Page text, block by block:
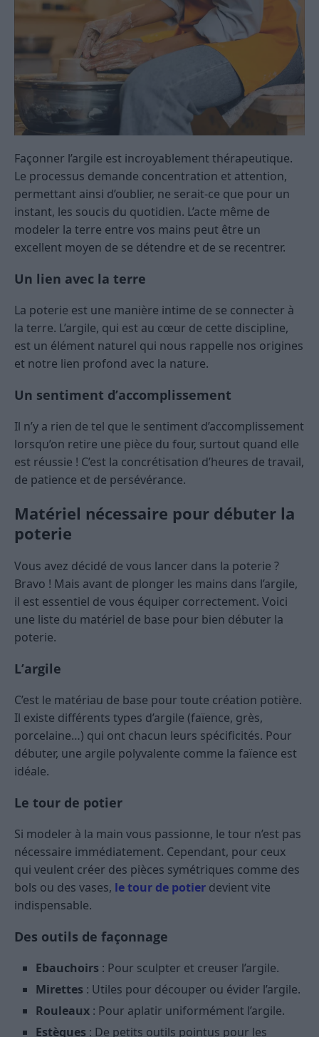
Façonner l’argile est incroyablement thérapeutique.
Le processus demande concentration et attention,
permettant ainsi d’oublier, ne serait-ce que pour un
instant, les soucis du quotidien. L’acte même de
modeler la terre entre vos mains peut être un
excellent moyen de se détendre et de se recentrer.
Un lien avec la terre
La poterie est une manière intime de se connecter à
la terre. L’argile, qui est au cœur de cette discipline,
est un élément naturel qui nous rappelle nos origines
et notre lien profond avec la nature.
Un sentiment d’accomplissement
Il n’y a rien de tel que le sentiment d’accomplissement
lorsqu’on retire une pièce du four, surtout quand elle
est réussie ! C’est la concrétisation d’heures de travail,
de patience et de persévérance.
Matériel nécessaire pour débuter la
poterie
Vous avez décidé de vous lancer dans la poterie ?
Bravo ! Mais avant de plonger les mains dans l’argile,
il est essentiel de vous équiper correctement. Voici
une liste du matériel de base pour bien débuter la
poterie.
L’argile
C’est le matériau de base pour toute création potière.
Il existe différents types d’argile (faïence, grès,
porcelaine…) qui ont chacun leurs spécificités. Pour
débuter, une argile polyvalente comme la faïence est
idéale.
Le tour de potier
Si modeler à la main vous passionne, le tour n’est pas
nécessaire immédiatement. Cependant, pour ceux
qui veulent créer des pièces symétriques comme des
bols ou des vases, le tour de potier devient vite
indispensable.
Des outils de façonnage
Ebauchoirs : Pour sculpter et creuser l’argile.
Mirettes : Utiles pour découper ou évider l’argile.
Rouleaux : Pour aplatir uniformément l’argile.
Estèques : De petits outils pointus pour les